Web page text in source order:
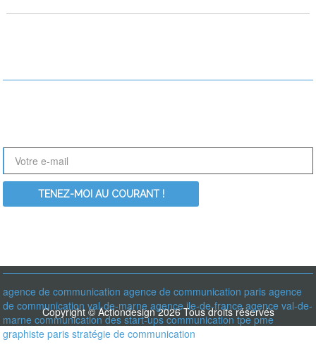
agence de communication agence de communication paris agence
de communication val-de-marne agence ile-de-france agence val-de-
marne communication des start-ups communication tpe pme
graphiste paris stratégie de communication
Copyright © Actiondesign 2026 Tous droits réservés